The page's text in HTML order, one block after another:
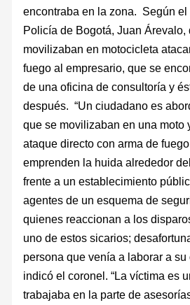
encontraba en la zona. Según el
Policía de Bogotá, Juan Árevalo,
movilizaban en motocicleta
fuego al empresario, que se
de una oficina de consultoría y
después. “Un ciudadano es
que se movilizaban en una moto
ataque directo con arma de
emprenden la huida alrededor
frente a un establecimiento
agentes de un esquema de
quienes reaccionan a los
uno de estos sicarios;
persona que venía a laborar a su
indicó el coronel. “La víctima es
trabajaba en la parte de